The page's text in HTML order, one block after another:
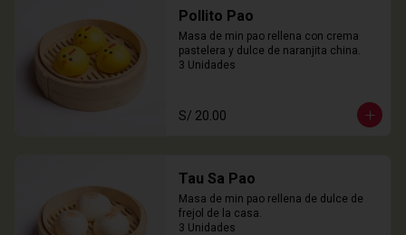
Pollito Pao
Masa de min pao rellena con crema
pastelera y dulce de naranjita china.
3 Unidades
S/ 20.00
Tau Sa Pao
Masa de min pao rellena de dulce de
frejol de la casa.
3 Unidades